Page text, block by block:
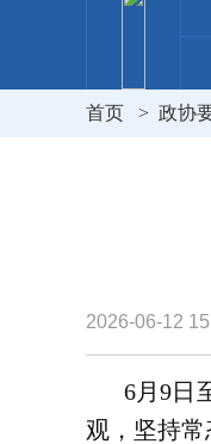
首页 > 政协
2026-06-12
6月9日
观，坚持常